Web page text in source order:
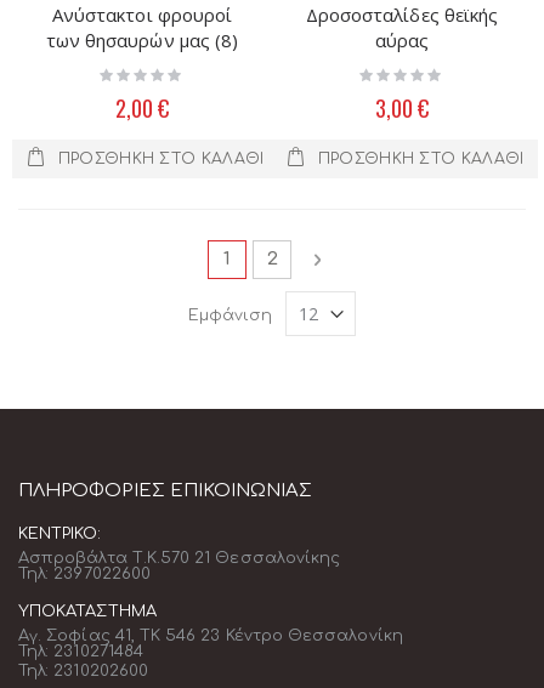
Ανύστακτοι φρουροί
των θησαυρών μας (8)
Rating:
2,00 €
ΠΡΟΣΘΉΚΗ ΣΤΟ ΚΑΛΆΘΙ
Δροσοσταλίδες θεϊκής
αύρας
Rating:
3,00 €
ΠΡΟΣΘΉΚΗ ΣΤΟ ΚΑΛΆΘΙ
Σελίδα
Διαβάζετε αυτή τη στιγμή τη
1 Σελίδα
2 Σελίδα
Επόμενο
Εμφάνιση
ΠΛΗΡΟΦΟΡΊΕΣ ΕΠΙΚΟΙΝΩΝΊΑΣ
ΚΕΝΤΡΙΚΌ:
Ασπροβάλτα Τ.Κ.570 21 Θεσσαλονίκης
Τηλ: 2397022600
ΥΠΟΚΑΤΆΣΤΗΜΑ
Αγ. Σοφίας 41, ΤΚ 546 23 Κέντρο Θεσσαλονίκη
Τηλ: 2310271484
Τηλ: 2310202600